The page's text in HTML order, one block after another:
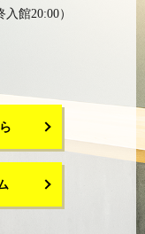
館20:00）